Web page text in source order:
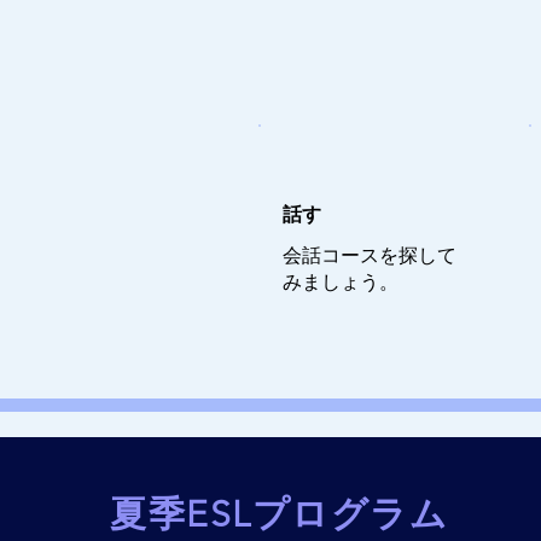
話す
会話コースを探して
みましょう。
夏季ESLプログラム